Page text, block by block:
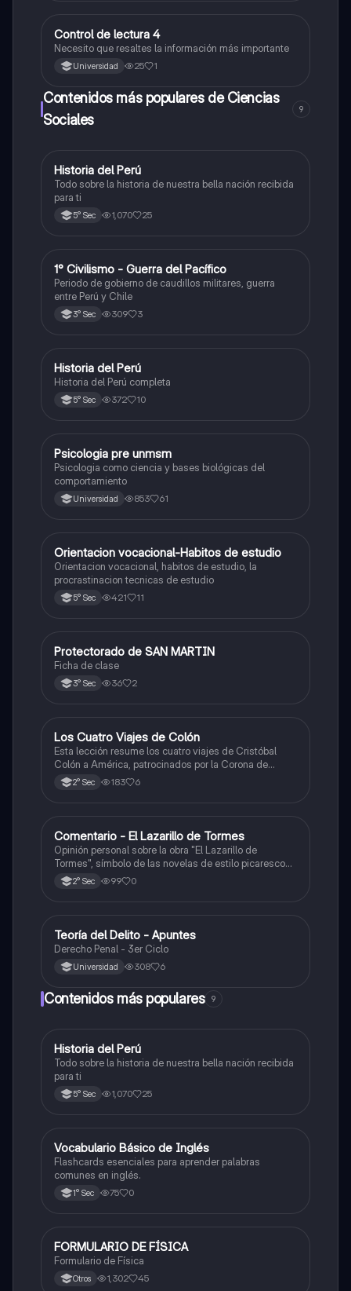
Ciencias Sociales
Control de lectura 4
Necesito que resaltes la información más importante
Universidad 25 1
Contenidos más populares de Ciencias
Sociales
9
Ciencias Sociales
Historia del Perú
Todo sobre la historia de nuestra bella nación recibida
para ti
5° Sec 1,070 25
Ciencias Sociales
1° Civilismo - Guerra del Pacífico
Periodo de gobierno de caudillos militares, guerra
entre Perú y Chile
3° Sec 309 3
Ciencias Sociales
Historia del Perú
Historia del Perú completa
5° Sec 372 10
Ciencias Sociales
Psicologia pre unmsm
Psicologia como ciencia y bases biológicas del
comportamiento
Universidad 853 61
Ciencias Sociales
Orientacion vocacional-Habitos de estudio
Orientacion vocacional, habitos de estudio, la
procrastinacion tecnicas de estudio
5° Sec 421 11
Ciencias Sociales
Protectorado de SAN MARTIN
Ficha de clase
3° Sec 36 2
Ciencias Sociales
Los Cuatro Viajes de Colón
Esta lección resume los cuatro viajes de Cristóbal
Colón a América, patrocinados por la Corona de
Castilla, destacando sus objetivos, rutas y
descubrimientos.
2° Sec 183 6
Castellano
Comentario - El Lazarillo de Tormes
Opinión personal sobre la obra "El Lazarillo de
Tormes", símbolo de las novelas de estilo picaresco
en la literatura española.
2° Sec 99 0
Ciencias Sociales
Teoría del Delito - Apuntes
Derecho Penal - 3er Ciclo
Universidad 308 6
Contenidos más populares 9
Ciencias Sociales
Historia del Perú
Todo sobre la historia de nuestra bella nación recibida
para ti
5° Sec 1,070 25
VInglés
Vocabulario Básico de Inglés
Flashcards esenciales para aprender palabras
comunes en inglés.
1° Sec 75 0
Física
FORMULARIO DE FÍSICA
Formulario de Física
Otros 1,302 45